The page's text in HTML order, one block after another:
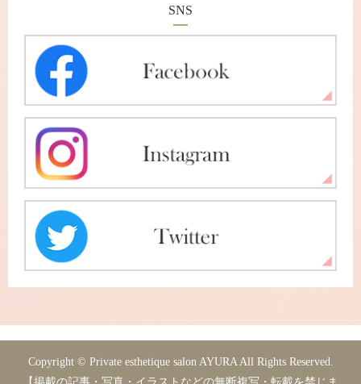
SNS
Copyright © Private esthetique salon AYURA All Rights Reserved.